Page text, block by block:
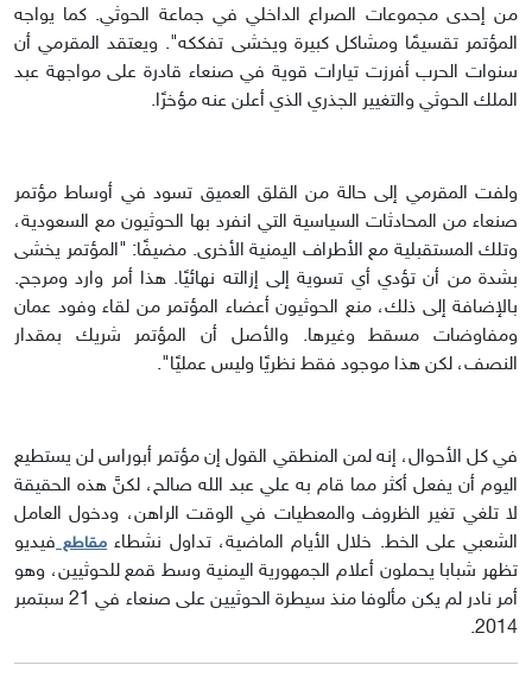
من إحدى مجموعات الصراع الداخلي في جماعة الحوثي. كما يواجه
المؤتمر تقسيمًا ومشاكل كبيرة ويخشى تفككه". ويعتقد المقرمي أن
سنوات الحرب أفرزت تيارات قوية في صنعاء قادرة على مواجهة عبد
الملك الحوثي والتغيير الجذري الذي أعلن عنه مؤخرًا.
ولفت المقرمي إلى حالة من القلق العميق تسود في أوساط مؤتمر
صنعاء من المحادثات السياسية التي انفرد بها الحوثيون مع السعودية،
وتلك المستقبلية مع الأطراف اليمنية الأخرى. مضيفًا: "المؤتمر يخشى
بشدة من أن تؤدي أي تسوية إلى إزالته نهائيًا. هذا أمر وارد ومرجح.
بالإضافة إلى ذلك، منع الحوثيون أعضاء المؤتمر من لقاء وفود عمان
ومفاوضات مسقط وغيرها. والأصل أن المؤتمر شريك بمقدار
النصف، لكن هذا موجود فقط نظريًا وليس عمليًا".
في كل الأحوال، إنه لمن المنطقي القول إن مؤتمر أبوراس لن يستطيع
اليوم أن يفعل أكثر مما قام به علي عبد الله صالح، لكنَّ هذه الحقيقة
لا تلغي تغير الظروف والمعطيات في الوقت الراهن، ودخول العامل
الشعبي على الخط. خلال الأيام الماضية، تداول نشطاء مقاطع فيديو
تظهر شبابا يحملون أعلام الجمهورية اليمنية وسط قمع للحوثيين، وهو
أمر نادر لم يكن مألوفا منذ سيطرة الحوثيين على صنعاء في 21 سبتمبر
2014.